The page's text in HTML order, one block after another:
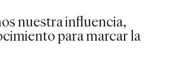
nuestra influencia,
para marcar la